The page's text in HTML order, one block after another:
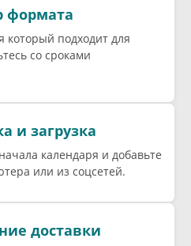
формата
который подходит для
со сроками
и загрузка
календаря и добавьте
или из соцсетей.
доставки